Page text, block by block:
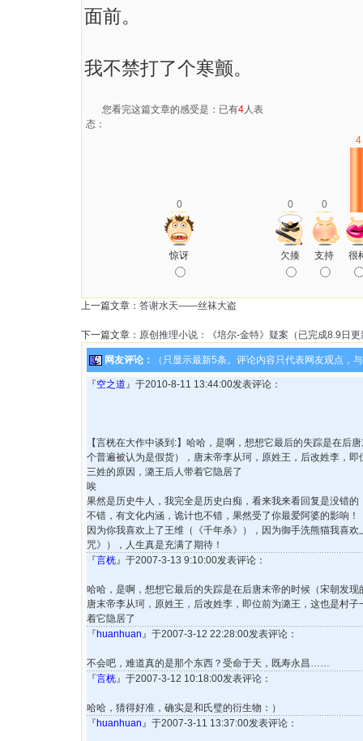
面前。
我不禁打了个寒颤。
您看完这篇文章的感受是：已有4人表
态：
0 0 0
4
惊讶 欠揍 支持 很
上一篇文章： 答谢水天——丝袜大盗
下一篇文章： 原创推理小说：《培尔-金特》疑案（已完成8.9日更
网友评论： （只显示最新5条。评论内容只代表网友观点，
『空之道』于2010-8-11 13:44:00发表评论：
【言桄在大作中谈到:】哈哈，是啊，想想它最后的失踪是在后
个普遍被认为是假货），唐末帝李从珂，原姓王，后改姓李，
三姓的原因，潞王后人带着它隐居了
唉
果然是历史牛人，我完全是历史白痴，看来我来看回复是没错的
不错，有文化内涵，诡计也不错，果然受了你最爱阿婆的影响！
因为你我喜欢上了王维（《千年杀》），因为御手洗熊猫我喜
咒》），人生真是充满了期待！
『言桄』于2007-3-13 9:10:00发表评论：
哈哈，是啊，想想它最后的失踪是在后唐末帝的时候（宋朝发
唐末帝李从珂，原姓王，后改姓李，即位前为潞王，这也是村
着它隐居了
『 huanhuan』于2007-3-12 22:28:00发表评论：
不会吧，难道真的是那个东西？受命于天，既寿永昌……
『言桄』于2007-3-12 10:18:00发表评论：
哈哈，猜得好准，确实是和氏璧的衍生物：）
『 huanhuan』于2007-3-11 13:37:00发表评论：